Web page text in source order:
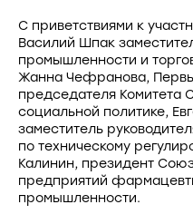
С приветствиями к
Василий Шпак
промышленности и
Жанна Чефранова,
председателя Комитета
социальной политике,
заместитель
по техническому
Калинин, президент
предприятий
промышленности.